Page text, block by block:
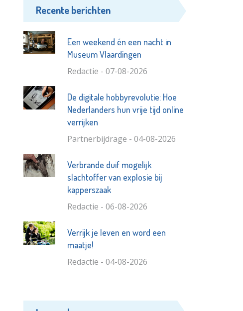
Recente berichten
Een weekend én een nacht in
Museum Vlaardingen
Redactie - 07-08-2026
De digitale hobbyrevolutie: Hoe
Nederlanders hun vrije tijd online
verrijken
Partnerbijdrage - 04-08-2026
Verbrande duif mogelijk
slachtoffer van explosie bij
kapperszaak
Redactie - 06-08-2026
Verrijk je leven en word een
maatje!
Redactie - 04-08-2026